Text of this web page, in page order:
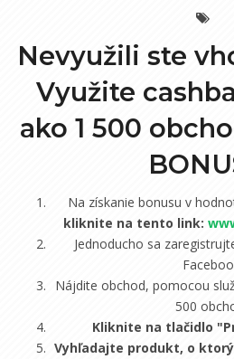
Nevyužili ste
Využite
ako 1 500
Na získanie bonusu v
kliknite na tento link:
Jednoducho sa
Nájdite obchod, pomocou
500
Kliknite na tlačidlo
Vyhľadajte produkt, o